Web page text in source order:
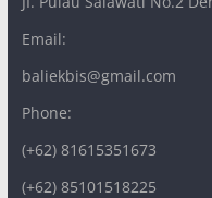
Email:
baliekbis@gmail.com
Phone:
(+62) 81615351673
(+62) 85101518225